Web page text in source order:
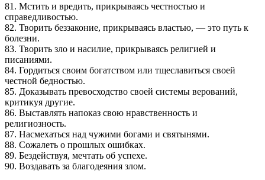
81. Мстить и вредить, прикрываясь честностью и
справедливостью.
82. Творить беззаконие, прикрываясь властью, — это путь к
болезни.
83. Творить зло и насилие, прикрываясь религией и
писаниями.
84. Гордиться своим богатством или тщеславиться своей
честной бедностью.
85. Доказывать превосходство своей системы верований,
критикуя другие.
86. Выставлять напоказ свою нравственность и
религиозность.
87. Насмехаться над чужими богами и святынями.
88. Сожалеть о прошлых ошибках.
89. Бездействуя, мечтать об успехе.
90. Воздавать за благодеяния злом.